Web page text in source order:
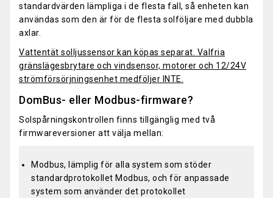
standardvärden lämpliga i de flesta fall, så enheten kan
användas som den är för de flesta solföljare med dubbla
axlar.
Vattentät solljussensor kan köpas separat. Valfria
gränslägesbrytare och vindsensor, motorer och 12/24V
strömförsörjningsenhet medföljer INTE.
DomBus- eller Modbus-firmware?
Solspårningskontrollen finns tillgänglig med två
firmwareversioner att välja mellan:
Modbus, lämplig för alla system som stöder
standardprotokollet Modbus, och för anpassade
system som använder det protokollet